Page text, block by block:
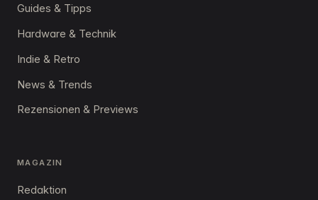
Guides & Tipps
Hardware & Technik
Indie & Retro
News & Trends
Rezensionen & Previews
MAGAZIN
Redaktion